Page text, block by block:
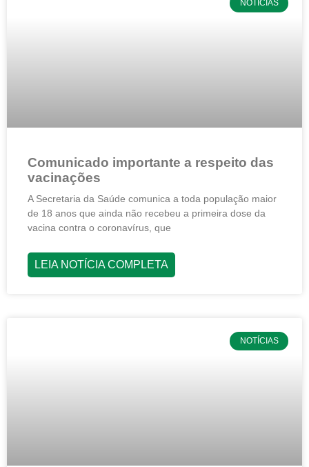
NOTÍCIAS
Comunicado importante a respeito das
vacinações
A Secretaria da Saúde comunica a toda população maior
de 18 anos que ainda não recebeu a primeira dose da
vacina contra o coronavírus, que
LEIA NOTÍCIA COMPLETA
NOTÍCIAS